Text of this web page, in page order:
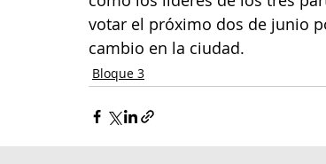
votar el próximo dos de junio
cambio en la ciudad.
Bloque 3